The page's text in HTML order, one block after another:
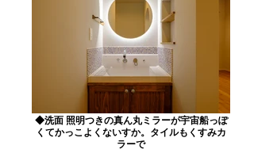
◆洗面 照明つきの真ん丸ミラーが宇宙船っぽ
くてかっこよくないすか。タイルもくすみカ
ラーで